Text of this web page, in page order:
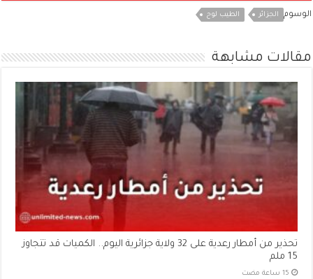
الوسوم الجزائر الطيب لوح
مقالات مشابهة
تحذير من أمطار رعدية على 32 ولاية جزائرية اليوم.. الكميات قد تتجاوز
15 ملم